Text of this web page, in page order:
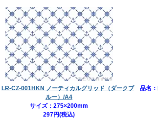
LR-CZ-001HKN ノーティカルグリッド（ダークブ
ルー）/A4
サイズ：275×200mm
297円(税込)
品名：